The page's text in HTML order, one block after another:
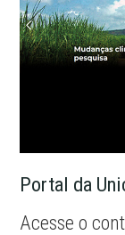
Portal da
Acesse o